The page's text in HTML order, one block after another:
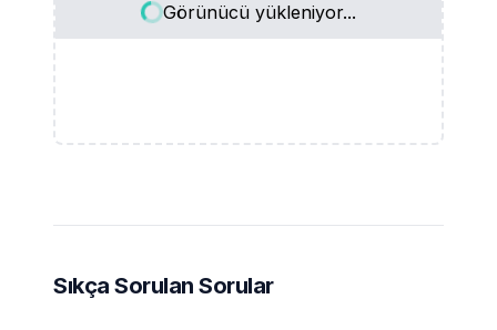
Görünücü yükleniyor...
Sıkça Sorulan Sorular